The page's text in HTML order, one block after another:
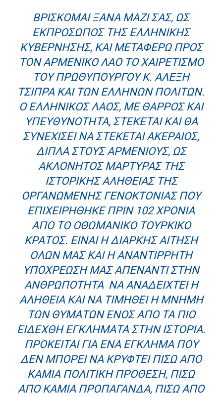
ΒΡΊΣΚΟΜΑΙ ΞΑΝΆ ΜΑΖΊ ΣΑΣ, ΩΣ
ΕΚΠΡΌΣΩΠΟΣ ΤΗΣ ΕΛΛΗΝΙΚΉΣ
ΚΥΒΈΡΝΗΣΗΣ, ΚΑΙ ΜΕΤΑΦΈΡΩ ΠΡΟΣ
ΤΟΝ ΑΡΜΕΝΙΚΌ ΛΑΌ ΤΟ ΧΑΙΡΕΤΙΣΜΌ
ΤΟΥ ΠΡΩΘΥΠΟΥΡΓΟΎ Κ. ΑΛΈΞΗ
ΤΣΊΠΡΑ ΚΑΙ ΤΩΝ ΕΛΛΉΝΩΝ ΠΟΛΙΤΏΝ.
Ο ΕΛΛΗΝΙΚΌΣ ΛΑΌΣ, ΜΕ ΘΆΡΡΟΣ ΚΑΙ
ΥΠΕΥΘΥΝΌΤΗΤΑ, ΣΤΈΚΕΤΑΙ ΚΑΙ ΘΑ
ΣΥΝΕΧΊΣΕΙ ΝΑ ΣΤΈΚΕΤΑΙ ΑΚΈΡΑΙΟΣ,
ΔΊΠΛΑ ΣΤΟΥΣ ΑΡΜΈΝΙΟΥΣ, ΩΣ
ΑΚΛΌΝΗΤΟΣ ΜΆΡΤΥΡΑΣ ΤΗΣ
ΙΣΤΟΡΙΚΉΣ ΑΛΉΘΕΙΑΣ ΤΗΣ
ΟΡΓΑΝΩΜΈΝΗΣ ΓΕΝΟΚΤΟΝΊΑΣ ΠΟΥ
ΕΠΙΧΕΙΡΉΘΗΚΕ ΠΡΙΝ 102 ΧΡΌΝΙΑ
ΑΠΌ ΤΟ ΟΘΩΜΑΝΙΚΌ ΤΟΥΡΚΙΚΌ
ΚΡΆΤΟΣ. ΕΊΝΑΙ Η ΔΙΑΡΚΉΣ ΑΊΤΗΣΗ
ΌΛΩΝ ΜΑΣ ΚΑΙ Η ΑΝΑΝΤΊΡΡΗΤΗ
ΥΠΟΧΡΈΩΣΉ ΜΑΣ ΑΠΈΝΑΝΤΙ ΣΤΗΝ
ΑΝΘΡΩΠΌΤΗΤΑ ΝΑ ΑΝΑΔΕΙΧΤΕΊ Η
ΑΛΉΘΕΙΑ ΚΑΙ ΝΑ ΤΙΜΗΘΕΊ Η ΜΝΉΜΗ
ΤΩΝ ΘΥΜΆΤΩΝ ΕΝΌΣ ΑΠΌ ΤΑ ΠΙΟ
ΕΙΔΕΧΘΉ ΕΓΚΛΉΜΑΤΑ ΣΤΗΝ ΙΣΤΟΡΊΑ.
ΠΡΌΚΕΙΤΑΙ ΓΙΑ ΈΝΑ ΈΓΚΛΗΜΑ ΠΟΥ
ΔΕΝ ΜΠΟΡΕΊ ΝΑ ΚΡΥΦΤΕΊ ΠΊΣΩ ΑΠΌ
ΚΑΜΊΑ ΠΟΛΙΤΙΚΉ ΠΡΌΘΕΣΗ, ΠΊΣΩ
ΑΠΌ ΚΑΜΊΑ ΠΡΟΠΑΓΆΝΔΑ, ΠΊΣΩ ΑΠΌ